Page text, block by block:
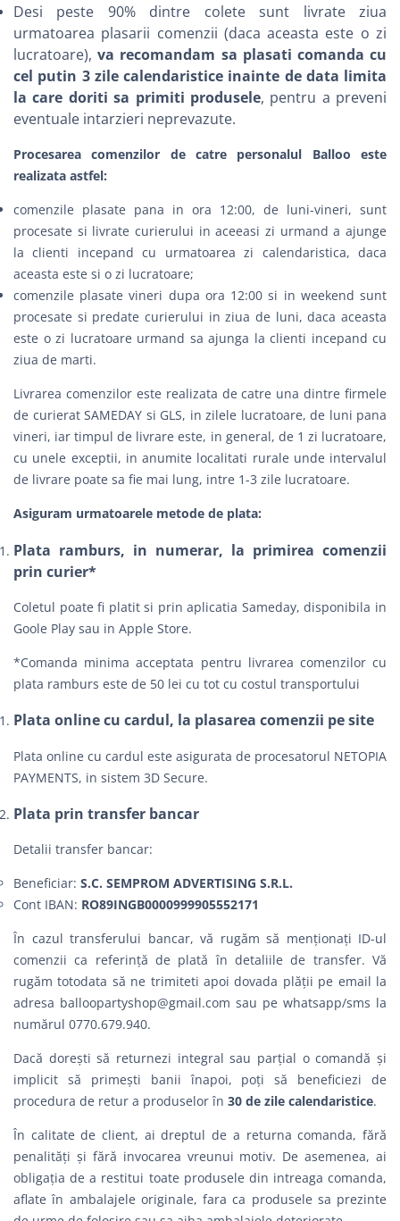
Desi peste 90% dintre colete sunt livrate ziua
urmatoarea plasarii comenzii (daca aceasta este o zi
lucratoare),va recomandam sa plasati comanda cu
cel putin 3 zile calendaristice inainte de data limita
la care doriti sa primiti produsele, pentru a preveni
eventuale intarzieri neprevazute.
Procesarea comenzilor de catre personalul Balloo este
realizata astfel:
comenzile plasate pana in ora 12:00, de luni-vineri, sunt
procesate si livrate curierului in aceeasi zi urmand a ajunge
la clienti incepand cu urmatoarea zi calendaristica, daca
aceasta este si o zi lucratoare;
comenzile plasate vineri dupa ora 12:00 si in weekend sunt
procesate si predate curierului in ziua de luni, daca aceasta
este o zi lucratoare urmand sa ajunga la clienti incepand cu
ziua de marti.
Livrarea comenzilor este realizata de catre una dintre firmele
de curierat SAMEDAY si GLS, in zilele lucratoare, de luni pana
vineri, iar timpul de livrare este, in general, de 1 zi lucratoare,
cu unele exceptii, in anumite localitati rurale unde intervalul
de livrare poate sa fie mai lung, intre 1-3 zile lucratoare.
Asiguram urmatoarele metode de plata:
Plata ramburs, in numerar, la primirea comenzii
prin curier*
Coletul poate fi platit si prin aplicatia Sameday, disponibila in
Goole Play sau in Apple Store.
*Comanda minima acceptata pentru livrarea comenzilor cu
plata ramburs este de 50 lei cu tot cu costul transportului
Plata online cu cardul, la plasarea comenzii pe site
Plata online cu cardul este asigurata de procesatorul NETOPIA
PAYMENTS, in sistem 3D Secure.
Plata prin transfer bancar
Detalii transfer bancar:
Beneficiar: S.C. SEMPROM ADVERTISING S.R.L.
Cont IBAN: RO89INGB0000999905552171
În cazul transferului bancar, vă rugăm să menționați ID-ul
comenzii ca referință de plată în detaliile de transfer. Vă
rugăm totodata să ne trimiteti apoi dovada plății pe email la
adresa balloopartyshop@gmail.com sau pe whatsapp/sms la
numărul 0770.679.940.
Dacă dorești să returnezi integral sau parțial o comandă şi
implicit să primești banii înapoi, poți să beneficiezi de
procedura de retur a produselor în 30 de zile calendaristice.
În calitate de client, ai dreptul de a returna comanda, fără
penalităţi şi fără invocarea vreunui motiv. De asemenea, ai
obligația de a restitui toate produsele din intreaga comanda,
aflate în ambalajele originale, fara ca produsele sa prezinte